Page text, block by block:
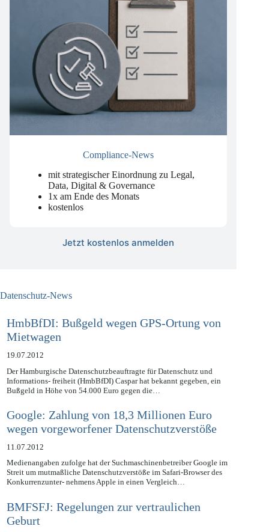
mit strategischer Einordnung zu Legal,
Data, Digital & Governance
1x am Ende des Monats
HmbBfDI: Bußgeld wegen GPS-Ortung von
Mietwagen
19.07.2012
Der Hamburgische Datenschutzbeauftragte für Datenschutz und
Informations- freiheit (HmbBfDI) Caspar hat bekannt gegeben, ein
Google: Zahlung von 18,3 Millionen Euro
wegen vorgeworfener Datenschutzverstöße
11.07.2012
Medienangaben zufolge hat der Suchmaschinenbetreiber Google im
Streit um mutmaßliche Datenschutzverstöße im Safari-Browser des
BMFSFJ: Regelungen zur vertraulichen